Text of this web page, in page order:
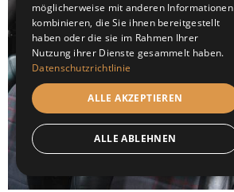
möglicherweise mit anderen Informationen
kombinieren, die Sie ihnen bereitgestellt
haben oder die sie im Rahmen Ihrer
Nutzung ihrer Dienste gesammelt haben.
Datenschutzrichtlinie
ALLE AKZEPTIEREN
ALLE ABLEHNEN